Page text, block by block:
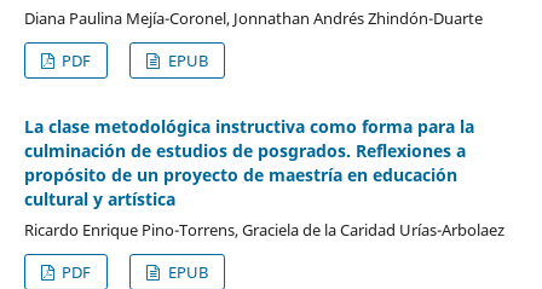
Diana Paulina Mejía-Coronel, Jonnathan Andrés Zhindón-Duarte
PDF
EPUB
La clase metodológica instructiva como forma para la
culminación de estudios de posgrados. Reflexiones a
propósito de un proyecto de maestría en educación
cultural y artística
Ricardo Enrique Pino-Torrens, Graciela de la Caridad Urías-Arbolaez
PDF
EPUB